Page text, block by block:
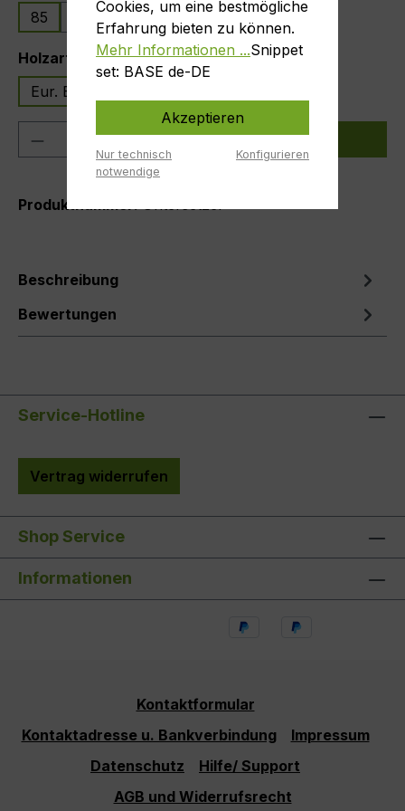
85
Holzart
auswählen
Eur. Eiche
Produkt Anzahl: Gib den
In den Warenkorb
Produktnummer:Untersetzer
Beschreibung
Bewertungen
Service-Hotline
Vertrag widerrufen
Shop Service
Informationen
Kontaktformular
Kontaktadresse u. Bankverbindung
Impressum
Datenschutz
Hilfe/ Support
AGB und Widerrufsrecht
Cookies, um eine bestmögliche
Erfahrung bieten zu können.
Mehr Informationen ...Snippet
set: BASE de-DE
Akzeptieren
Nur technisch
notwendige
Konfigurieren